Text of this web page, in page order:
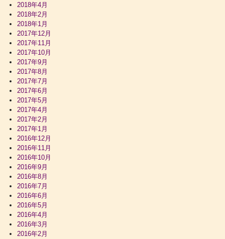
2018年4月
2018年2月
2018年1月
2017年12月
2017年11月
2017年10月
2017年9月
2017年8月
2017年7月
2017年6月
2017年5月
2017年4月
2017年2月
2017年1月
2016年12月
2016年11月
2016年10月
2016年9月
2016年8月
2016年7月
2016年6月
2016年5月
2016年4月
2016年3月
2016年2月